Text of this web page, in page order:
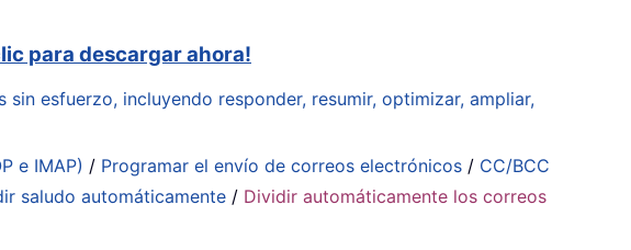
para descargar ahora!
esfuerzo, incluyendo responder, resumir, optimizar, ampliar,
e IMAP) / Programar el envío de correos electrónicos / CC/BCC
saludo automáticamente / Dividir automáticamente los correos